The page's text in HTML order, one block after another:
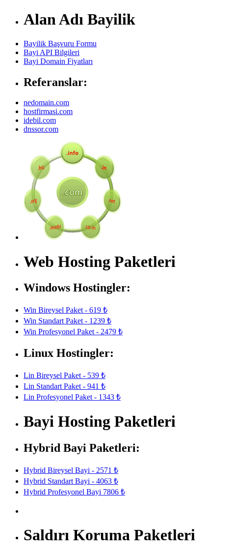
Alan Adı Bayilik
Bayilik Başvuru Formu
Bayi API Bilgileri
Bayi Domain Fiyatları
Referanslar:
nedomain.com
hostfirmasi.com
idebil.com
dnssor.com
Web Hosting Paketleri
Windows Hostingler:
Win Bireysel Paket - 619 ₺
Win Standart Paket - 1239 ₺
Win Profesyonel Paket - 2479 ₺
Linux Hostingler:
Lin Bireysel Paket - 539 ₺
Lin Standart Paket - 941 ₺
Lin Profesyonel Paket - 1343 ₺
Bayi Hosting Paketleri
Hybrid Bayi Paketleri:
Hybrid Bireysel Bayi - 2571 ₺
Hybrid Standart Bayi - 4063 ₺
Hybrid Profesyonel Bayi 7806 ₺
Saldırı Koruma Paketleri